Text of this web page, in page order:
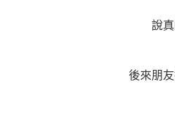
說真
後來朋